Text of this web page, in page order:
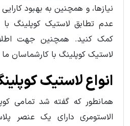
نیازها، و همچنین به بهبود
عدم تطابق لاستیک کوپلینگ
کمک کنید. همچنین جهت
لاستیک کوپلینگ با کارشماسان ما
انواع لاستیک
همانطور که گفته شد تمامی
الاستومری دارای یک عنصر